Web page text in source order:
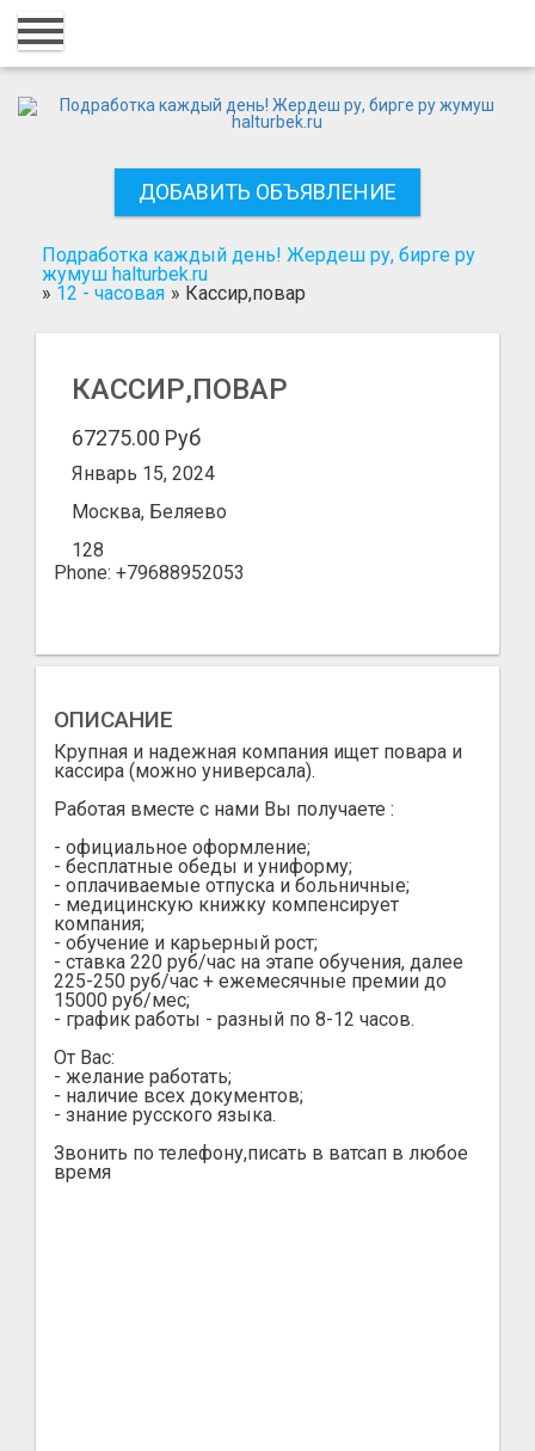
Главная
Добавить объявление
Поиск
ДОБАВИТЬ ОБЪЯВЛЕНИЕ
Подработка каждый день! Жердеш ру, бирге ру
жумуш halturbek.ru
» 12 - часовая » Кассир,повар
КАССИР,ПОВАР
67275.00 Руб
Январь 15, 2024
Москва, Беляево
128
Phone: +79688952053
ОПИСАНИЕ
Крупная и надежная компания ищет повара и
кассира (можно универсала).
Работая вместе с нами Вы получаете :
- официальное оформление;
- бесплатные обеды и униформу;
- оплачиваемые отпуска и больничные;
- медицинскую книжку компенсирует
компания;
- обучение и карьерный рост;
- ставка 220 руб/час на этапе обучения, далее
225-250 руб/час + ежемесячные премии до
15000 руб/мес;
- график работы - разный по 8-12 часов.
От Вас:
- желание работать;
- наличие всех документов;
- знание русского языка.
Звонить по телефону,писать в ватсап в любое
время